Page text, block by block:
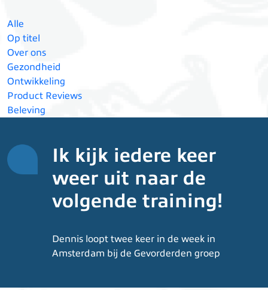
Alle
Op titel
Over ons
Gezondheid
Ontwikkeling
Product Reviews
Beleving
Ik kijk iedere keer
weer uit naar de
volgende training!
Dennis loopt twee keer in de week in
Amsterdam bij de Gevorderden groep